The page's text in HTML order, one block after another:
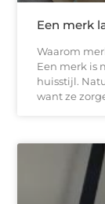
Een merk
Waarom
Een merk is
huisstijl.
want ze